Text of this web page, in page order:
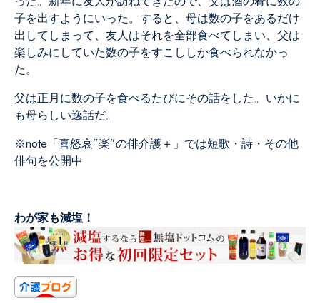
子を出すようにいった。すると、母は数の子をあるだけ
出してしまって、友人はそれを全部食べてしまい、父は
楽しみにしていた数の子をすこししか食べられなかっ
た。
父は正月に数の子を食べるたびにその話をした。いかに
も母らしい逸話だ。
※note 「喜怒哀”楽”の俳介護＋」 では短歌・詩・その他
俳句を公開中
わが家も減塩！